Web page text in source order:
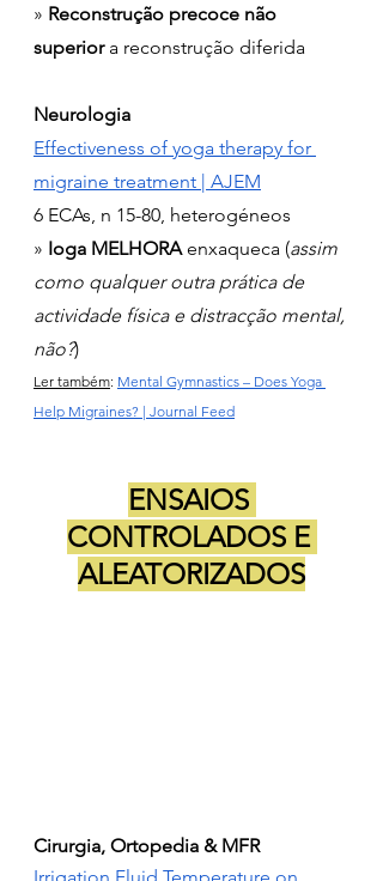
» Reconstrução precoce não
superior a reconstrução diferida
Neurologia
Effectiveness of yoga therapy for
migraine treatment | AJEM
6 ECAs, n 15-80, heterogéneos
» Ioga MELHORA enxaqueca (assim
como qualquer outra prática de
actividade física e distracção mental,
não?)
Ler também: Mental Gymnastics – Does Yoga
Help Migraines? | Journal Feed
ENSAIOS
CONTROLADOS E
ALEATORIZADOS
Cirurgia, Ortopedia & MFR